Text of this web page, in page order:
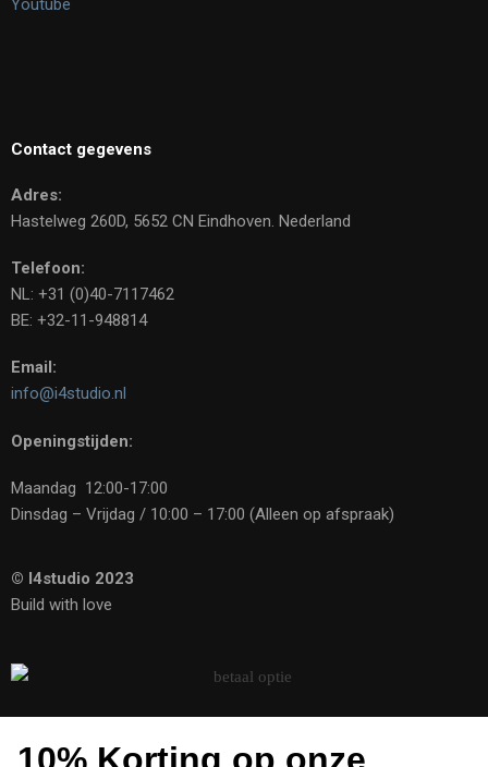
Youtube
Contact gegevens
Adres:
Hastelweg 260D, 5652 CN Eindhoven. Nederland
Telefoon:
NL: +31 (0)40-7117462
BE: +32-11-948814
Email:
info@i4studio.nl
Openingstijden:
Maandag 12:00-17:00
Dinsdag – Vrijdag / 10:00 – 17:00 (Alleen op afspraak)
© I4studio 2023
Build with love
10% Korting op onze